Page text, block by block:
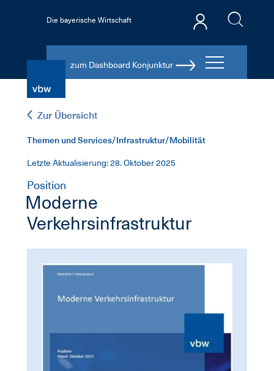
Die bayerische Wirtschaft
zum Dashboard Konjunktur
Zur Übersicht
Themen und Services/Infrastruktur/Mobilität
Letzte Aktualisierung: 28. Oktober 2025
Position
Moderne
Verkehrsinfrastruktur